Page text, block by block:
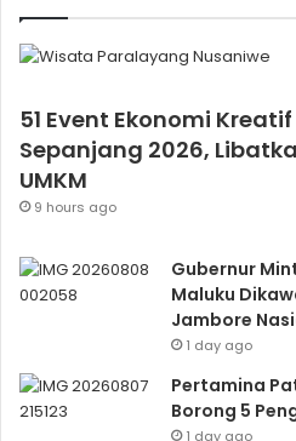
51 Event Ekonomi
Sepanjang 2026,
UMKM
9 hours ago
Gubernur
Maluku
Jambore
1 day ago
Pertamina
Borong 5
1 day ago